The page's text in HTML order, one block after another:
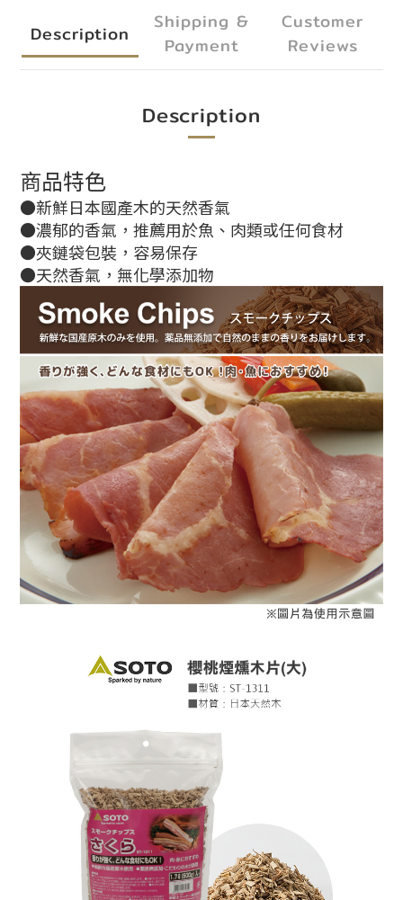
Description
Shipping &
Payment
Customer
Reviews
Description
商品特色
●新鮮日本國產木的天然香氣
●濃郁的香氣，推薦用於魚、肉類或任何食材
●夾鏈袋包裝，容易保存
●天然香氣，無化學添加物